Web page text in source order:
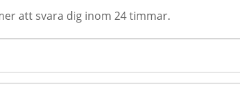
att svara dig inom 24 timmar.